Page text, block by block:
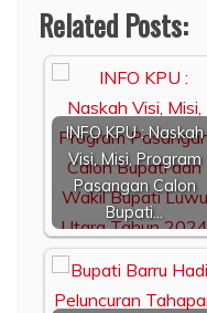
Related Posts:
INFO KPU : Naskah
Visi, Misi, Program
Pasangan Calon
Bupati…